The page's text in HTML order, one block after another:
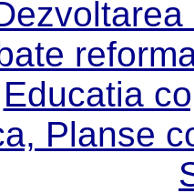
Educatia
Planse